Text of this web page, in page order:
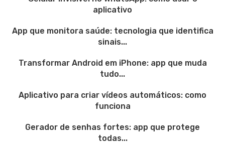
aplicativo
App que monitora saúde: tecnologia que identifica
sinais...
Transformar Android em iPhone: app que muda
tudo...
Aplicativo para criar vídeos automáticos: como
funciona
Gerador de senhas fortes: app que protege
todas...